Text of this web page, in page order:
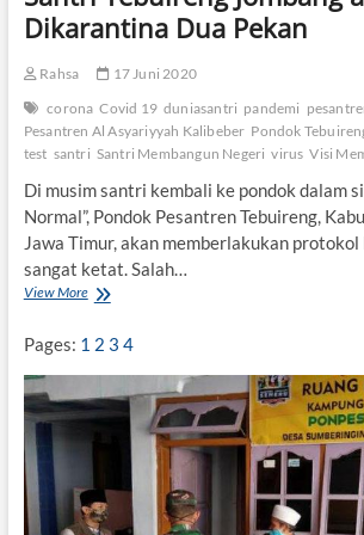
u
Dikarantina Dua Pekan
Rahsa
17 Juni 2020
corona Covid 19 duniasantri pandemi
Pesantren Al Asyariyyah Kalibeber Pondok
test santri Santri Membangun Negeri virus Visi
Di musim santri kembali ke pondok dalam
Normal”, Pondok Pesantren Tebuireng,
Jawa Timur, akan memberlakukan
sangat ketat. Salah…
View MoreS
t
r
i
T
i
r
Pages: 1 2 3 4